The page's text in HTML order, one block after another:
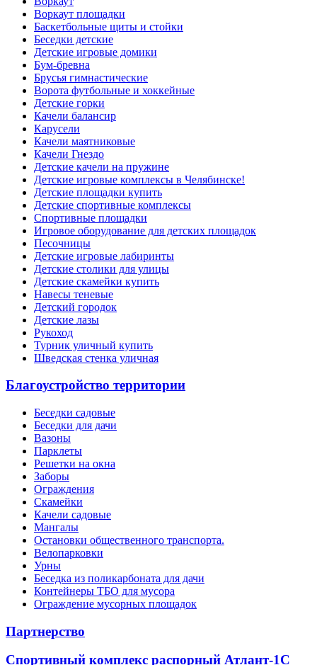
Воркаут площадки
Баскетбольные щиты и стойки
Беседки детские
Детские игровые домики
Бум-бревна
Брусья гимнастические
Ворота футбольные и хоккейные
Детские горки
Качели балансир
Карусели
Качели маятниковые
Качели Гнездо
Детские качели на пружине
Детские игровые комплексы в Челябинске!
Детские площадки купить
Детские спортивные комплексы
Cпортивные площадки
Игровое оборудование для детских площадок
Песочницы
Детские игровые лабиринты
Детские столики для улицы
Детские скамейки купить
Навесы теневые
Детский городок
Детские лазы
Рукоход
Турник уличный купить
Шведская стенка уличная
Благоустройство территории
Беседки садовые
Беседки для дачи
Вазоны
Парклеты
Решетки на окна
Заборы
Ограждения
Скамейки
Качели садовые
Мангалы
Остановки общественного транспорта.
Велопарковки
Урны
Беседка из поликарбоната для дачи
Контейнеры ТБО для мусора
Ограждение мусорных площадок
Партнерство
Спортивный комплекс распорный Атлант-1С